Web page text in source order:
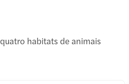
habitats de animais